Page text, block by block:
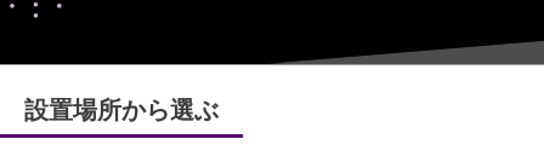
設置場所から選ぶ